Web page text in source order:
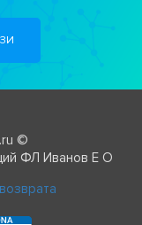
©
ФЛ Иванов Е О